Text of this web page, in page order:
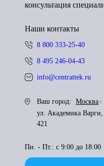
консультация
Наши контакты
8 800 333-25-40
8 495 246-04-43
info@centrattek.ru
Ваш город:
Москва
ул. Академика
421
Пн. - Пт.: с 9:00 до 18:00